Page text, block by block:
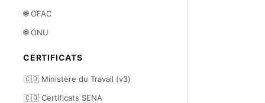
🌐 OFAC
🌐 ONU
CERTIFICATS
🇨🇴 Ministère du Travail (v3)
🇨🇴 Certificats SENA